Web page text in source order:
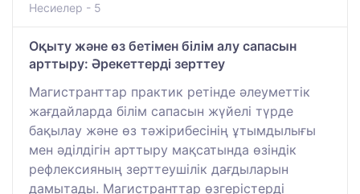
Несиелер - 5
Оқыту және өз бетімен білім алу сапасын
арттыру: Әрекеттерді зерттеу
Магистранттар практик ретінде әлеуметтік
жағдайларда білім сапасын жүйелі түрде
бақылау және өз тәжірибесінің ұтымдылығы
мен әділдігін арттыру мақсатында өзіндік
рефлексияның зерттеушілік дағдыларын
дамытады. Магистранттар өзгерістерді